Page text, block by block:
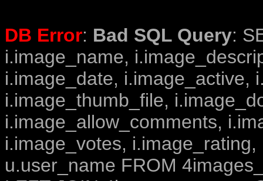
DB Error: Bad SQL Query:
i.image_name,
i.image_date, i.image_active,
i.image_thumb_file,
i.image_allow_comments,
i.image_votes,
u.user_name FROM